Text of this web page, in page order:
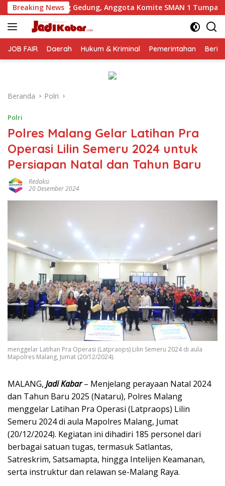
Langsung
ke
konten
Breaking News
Anggota Komite SMAN 1 Tumpang ,Ketua DPD IWOI Buka
JOB FAIR Daerah Hukum & Kriminal Pemerintahan
Beranda Polri
Polri
Polres Malang Gelar Latihan Pra
Operasi Lilin Semeru 2024 untuk
Persiapan Natal dan Tahun Baru
Redaksi
20 Desember 2024
menggelar Latihan Pra Operasi (Latpraops) Lilin Semeru 2024 di aula
Mapolres Malang, Jumat (20/12/2024).
MALANG, Jadi Kabar– Menjelang perayaan Natal 2024
dan Tahun Baru 2025 (Nataru), Polres Malang
menggelar Latihan Pra Operasi (Latpraops) Lilin
Semeru 2024 di aula Mapolres Malang, Jumat
(20/12/2024). Kegiatan ini dihadiri 185 personel dari
berbagai satuan tugas, termasuk Satlantas,
Satreskrim, Satsamapta, hingga Intelijen Keamanan,
serta instruktur dan relawan se-Malang Raya.